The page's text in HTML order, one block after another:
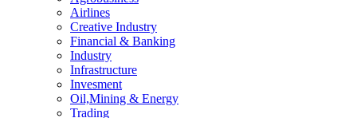
Airlines
Creative Industry
Financial & Banking
Industry
Infrastructure
Invesment
Oil,Mining & Energy
Trading